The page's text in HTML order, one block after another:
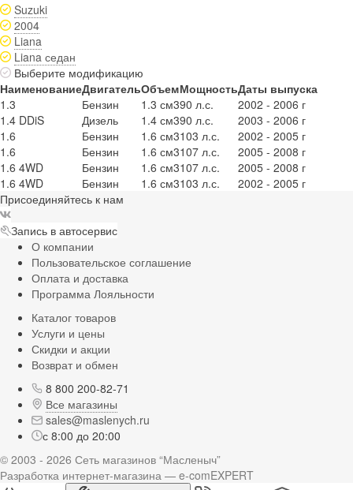
Suzuki
2004
Liana
Liana седан
Выберите модификацию
НаименованиеДвигательОбъемМощностьДаты выпуска
1.3
Бензин 1.3 см390 л.с.
2002 - 2006 г
1.4 DDiS
Дизель 1.4 см390 л.с.
2003 - 2006 г
1.6
Бензин 1.6 см3103 л.с.
2002 - 2005 г
1.6
Бензин 1.6 см3107 л.с.
2005 - 2008 г
1.6 4WD
Бензин 1.6 см3107 л.с.
2005 - 2008 г
1.6 4WD
Бензин 1.6 см3103 л.с.
2002 - 2005 г
Присоединяйтесь к нам
Запись в автосервис
О компании
Пользовательское соглашение
Оплата и доставка
Программа Лояльности
Каталог товаров
Услуги и цены
Скидки и акции
Возврат и обмен
8 800 200-82-71
Все магазины
sales@maslenych.ru
с 8:00 до 20:00
© 2003 - 2026 Сеть магазинов “Масленыч”
Разработка интернет-магазина — e-comEXPERT